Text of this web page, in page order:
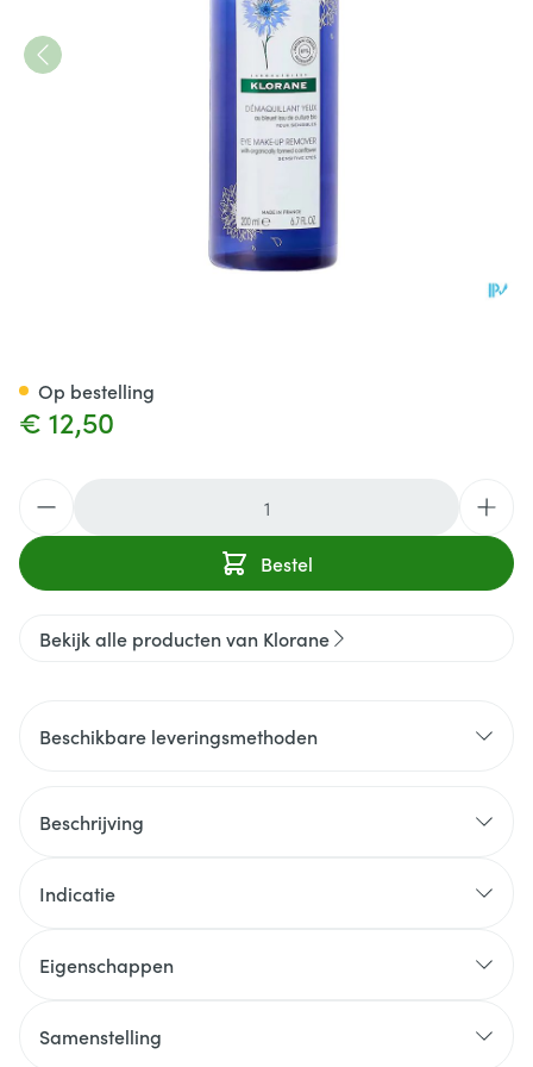
€ 12,50
Bestel
Op bestelling
Bekijk alle producten van Klorane
Beschikbare leveringsmethoden
Beschrijving
Indicatie
Eigenschappen
Samenstelling